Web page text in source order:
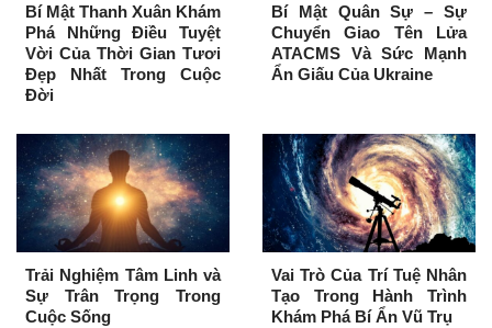
Bí Mật Thanh Xuân Khám
Phá Những Điều Tuyệt
Vời Của Thời Gian Tươi
Đẹp Nhất Trong Cuộc
Đời
Bí Mật Quân Sự – Sự
Chuyển Giao Tên Lửa
ATACMS Và Sức Mạnh
Ẩn Giấu Của Ukraine
Trải Nghiệm Tâm Linh và
Sự Trân Trọng Trong
Cuộc Sống
Vai Trò Của Trí Tuệ Nhân
Tạo Trong Hành Trình
Khám Phá Bí Ẩn Vũ Trụ